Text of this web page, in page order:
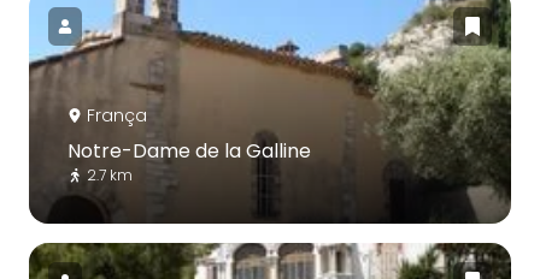
França
Notre-Dame de la Galline
2.7 km